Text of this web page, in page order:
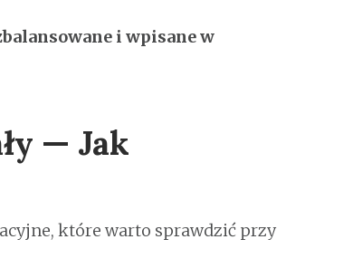
i wpisane w
— Jak
które warto sprawdzić przy